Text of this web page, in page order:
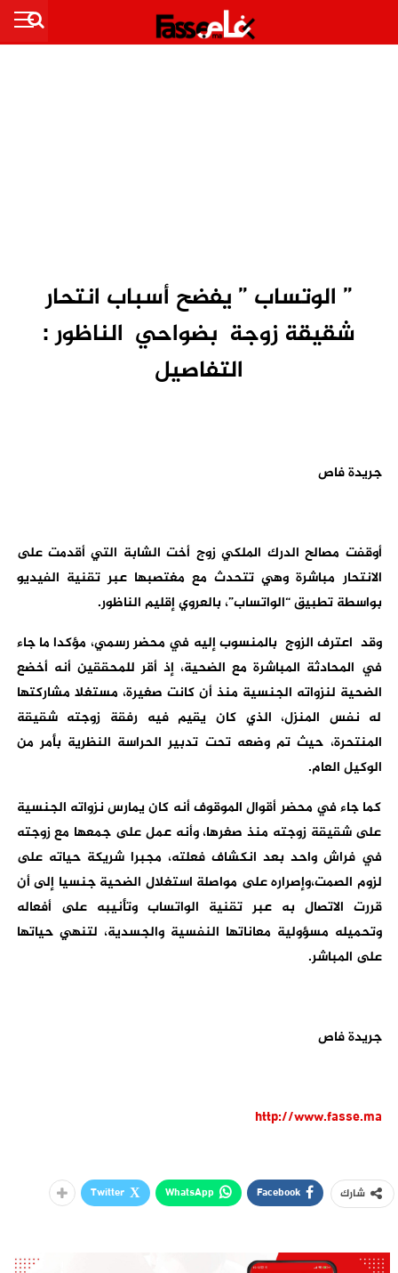
” الوتساب ” يفضح أسباب انتحار
شقيقة زوجة بضواحي الناظور :
التفاصيل
جريدة فاص
أوقفت مصالح الدرك الملكي زوج أخت الشابة التي أقدمت على
الانتحار مباشرة وهي تتحدث مع مغتصبها عبر تقنية الفيديو
بواسطة تطبيق “الواتساب”، بالعروي إقليم الناظور.
وقد اعترف الزوج بالمنسوب إليه في محضر رسمي، مؤكدا ما جاء
في المحادثة المباشرة مع الضحية، إذ أقر للمحققين أنه أخضع
الضحية لنزواته الجنسية منذ أن كانت صغيرة، مستغلا مشاركتها
له نفس المنزل، الذي كان يقيم فيه رفقة زوجته شقيقة
المنتحرة، حيث تم وضعه تحت تدبير الحراسة النظرية بأمر من
الوكيل العام.
كما جاء في محضر أقوال الموقوف أنه كان يمارس نزواته الجنسية
على شقيقة زوجته منذ صغرها، وأنه عمل على جمعها مع زوجته
في فراش واحد بعد انكشاف فعلته، مجبرا شريكة حياته على
لزوم الصمت،وإصراره على مواصلة استغلال الضحية جنسيا إلى أن
قررت الاتصال به عبر تقنية الواتساب وتأنيبه على أفعاله
وتحميله مسؤولية معاناتها النفسية والجسدية، لتنهي حياتها
على المباشر.
جريدة فاص
http://www.fasse.ma
شارك Facebook
WhatsApp
Twitter